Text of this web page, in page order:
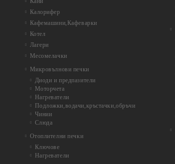
Калорифер
Кафемашини,Кафеварки
Котел
Лагери
Месомелачки
Микровълнови печки
Диоди и предпазители
Моторчета
Нагреватели
Подложки,водачи,кръстачки,обръчи
Чинии
Слюда
Отоплителни печки
Ключове
Нагреватели